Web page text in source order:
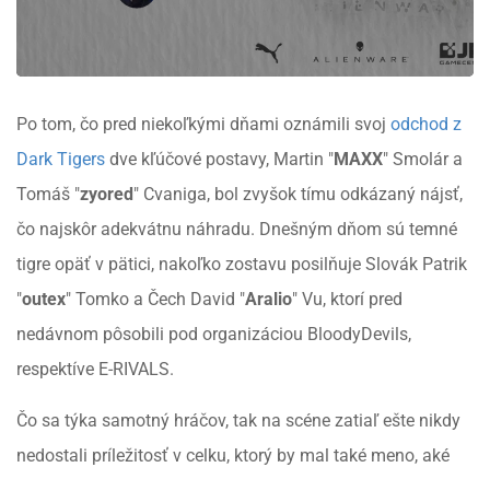
Po tom, čo pred niekoľkými dňami oznámili svoj odchod z
Dark Tigers dve kľúčové postavy, Martin "MAXX" Smolár a
Tomáš "zyored" Cvaniga, bol zvyšok tímu odkázaný nájsť,
čo najskôr adekvátnu náhradu. Dnešným dňom sú temné
tigre opäť v pätici, nakoľko zostavu posilňuje Slovák Patrik
"outex" Tomko a Čech David "Aralio" Vu, ktorí pred
nedávnom pôsobili pod organizáciou BloodyDevils,
respektíve E-RIVALS.
Čo sa týka samotný hráčov, tak na scéne zatiaľ ešte nikdy
nedostali príležitosť v celku, ktorý by mal také meno, aké